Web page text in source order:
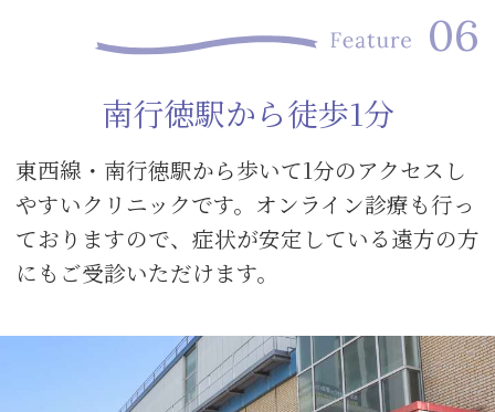
南行徳駅から徒歩1分
東西線・南行徳駅から歩いて1分のアクセスし
やすいクリニックです。オンライン診療も行っ
ておりますので、症状が安定している遠方の方
にもご受診いただけます。